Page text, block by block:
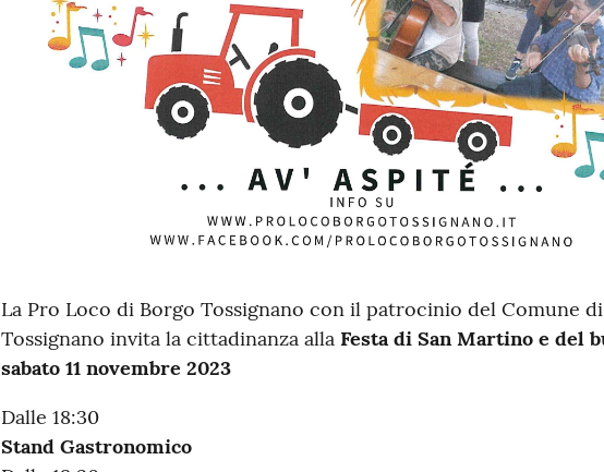
La Pro Loco di Borgo Tossignano con il patrocinio del Comune
Tossignano invita la cittadinanza alla Festa di San Martino e del
sabato 11 novembre 2023
Dalle 18:30
Stand Gastronomico